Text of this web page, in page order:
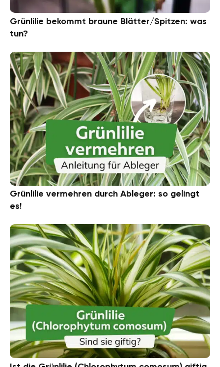
Grünlilie bekommt braune Blätter/Spitzen: was
tun?
Grünlilie vermehren durch Ableger: so gelingt
es!